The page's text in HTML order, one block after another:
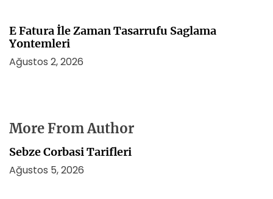
E Fatura İle Zaman Tasarrufu Saglama
Yontemleri
Ağustos 2, 2026
More From Author
Sebze Corbasi Tarifleri
Ağustos 5, 2026